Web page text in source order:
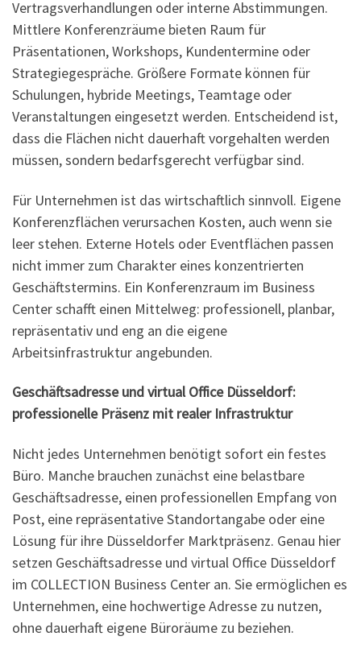
Vertragsverhandlungen oder interne Abstimmungen.
Mittlere Konferenzräume bieten Raum für
Präsentationen, Workshops, Kundentermine oder
Strategiegespräche. Größere Formate können für
Schulungen, hybride Meetings, Teamtage oder
Veranstaltungen eingesetzt werden. Entscheidend ist,
dass die Flächen nicht dauerhaft vorgehalten werden
müssen, sondern bedarfsgerecht verfügbar sind.
Für Unternehmen ist das wirtschaftlich sinnvoll. Eigene
Konferenzflächen verursachen Kosten, auch wenn sie
leer stehen. Externe Hotels oder Eventflächen passen
nicht immer zum Charakter eines konzentrierten
Geschäftstermins. Ein Konferenzraum im Business
Center schafft einen Mittelweg: professionell, planbar,
repräsentativ und eng an die eigene
Arbeitsinfrastruktur angebunden.
Geschäftsadresse und virtual Office Düsseldorf:
professionelle Präsenz mit realer Infrastruktur
Nicht jedes Unternehmen benötigt sofort ein festes
Büro. Manche brauchen zunächst eine belastbare
Geschäftsadresse, einen professionellen Empfang von
Post, eine repräsentative Standortangabe oder eine
Lösung für ihre Düsseldorfer Marktpräsenz. Genau hier
setzen Geschäftsadresse und virtual Office Düsseldorf
im COLLECTION Business Center an. Sie ermöglichen es
Unternehmen, eine hochwertige Adresse zu nutzen,
ohne dauerhaft eigene Büroräume zu beziehen.